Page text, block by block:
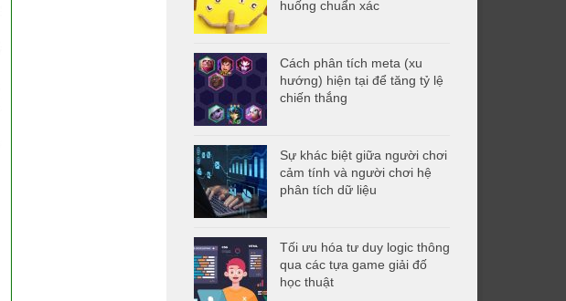
huống chuẩn xác
Cách phân tích meta (xu
hướng) hiện tại để tăng tỷ lệ
chiến thắng
Sự khác biệt giữa người chơi
cảm tính và người chơi hệ
phân tích dữ liệu
Tối ưu hóa tư duy logic thông
qua các tựa game giải đố
học thuật